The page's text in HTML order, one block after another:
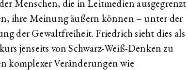
Menschen, die in Leitmedien ausgegrenzt
ihre Meinung äußern können – unter der
der Gewaltfreiheit. Friedrich sieht dies als
jenseits von Schwarz-Weiß-Denken zu
komplexer Veränderungen wie